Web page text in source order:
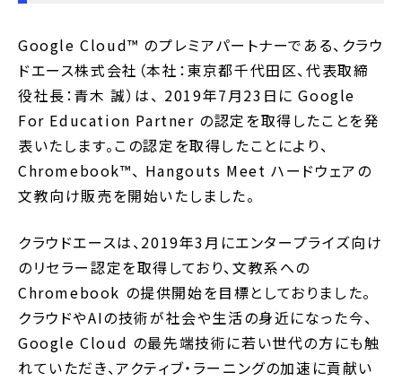
Google Cloud™ のプレミアパートナーである、クラウ
ドエース株式会社（本社：東京都千代田区、代表取締
役社長：青木 誠）は、 2019年7月23日に Google
For Education Partner の認定を取得したことを発
表いたします。この認定を取得したことにより、
Chromebook™、 Hangouts Meet ハードウェアの
文教向け販売を開始いたしました。
クラウドエースは、2019年3月にエンタープライズ向け
のリセラー認定を取得しており、文教系への
Chromebook の提供開始を目標としておりました。
クラウドやAIの技術が社会や生活の身近になった今、
Google Cloud の最先端技術に若い世代の方にも触
れていただき、アクティブ・ラーニングの加速に貢献い